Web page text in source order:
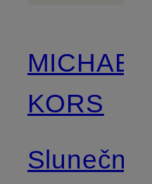
MICHAEL
KORS
Sluneční